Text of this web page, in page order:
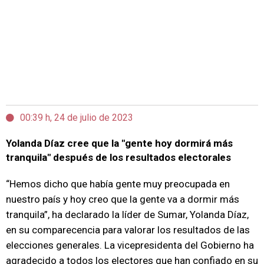
00:39 h, 24 de julio de 2023
Yolanda Díaz cree que la "gente hoy dormirá más
tranquila" después de los resultados electorales
“Hemos dicho que había gente muy preocupada en
nuestro país y hoy creo que la gente va a dormir más
tranquila”, ha declarado la líder de Sumar, Yolanda Díaz,
en su comparecencia para valorar los resultados de las
elecciones generales. La vicepresidenta del Gobierno ha
agradecido a todos los electores que han confiado en su